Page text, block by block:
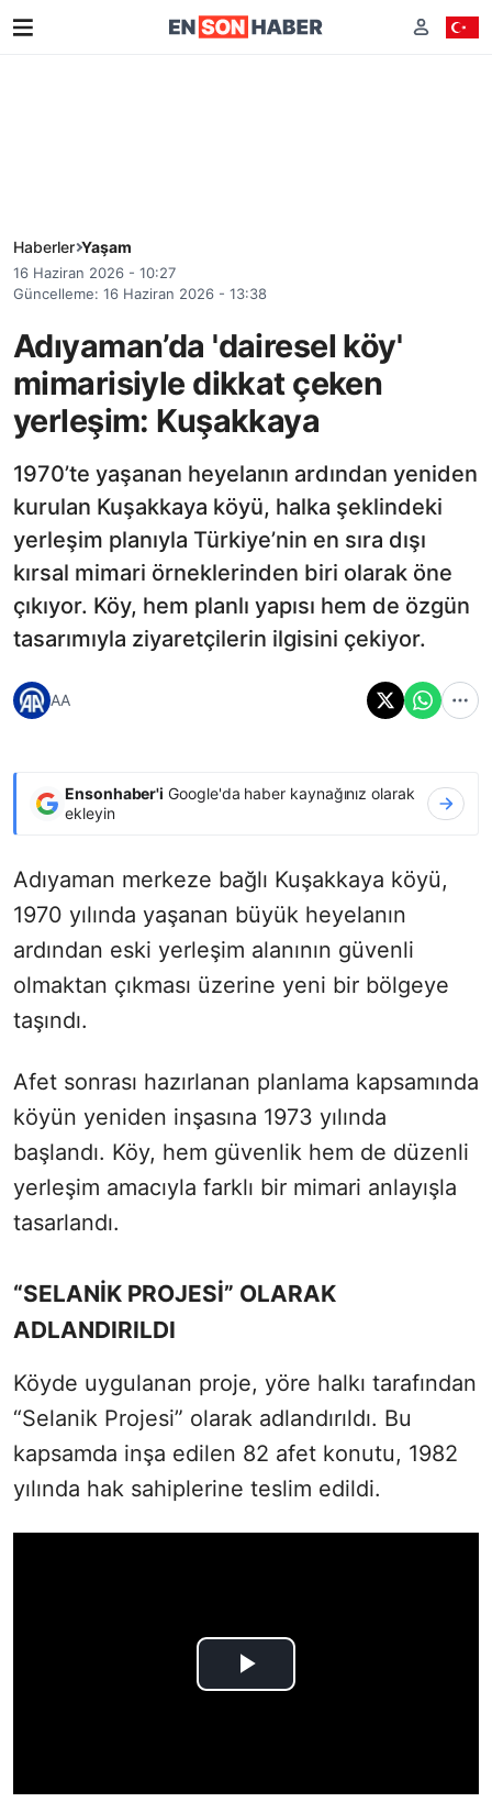
Haberler Yaşam
16 Haziran 2026 - 10:27
Güncelleme: 16 Haziran 2026 - 13:38
Adıyaman’da 'dairesel köy'
mimarisiyle dikkat çeken
yerleşim: Kuşakkaya
1970’te yaşanan heyelanın ardından yeniden
kurulan Kuşakkaya köyü, halka şeklindeki
yerleşim planıyla Türkiye’nin en sıra dışı
kırsal mimari örneklerinden biri olarak öne
çıkıyor. Köy, hem planlı yapısı hem de özgün
tasarımıyla ziyaretçilerin ilgisini çekiyor.
AA
Ensonhaber'i Google'da haber kaynağınız olarak
ekleyin
Adıyaman merkeze bağlı Kuşakkaya köyü,
1970 yılında yaşanan büyük heyelanın
ardından eski yerleşim alanının güvenli
olmaktan çıkması üzerine yeni bir bölgeye
taşındı.
Afet sonrası hazırlanan planlama kapsamında
köyün yeniden inşasına 1973 yılında
başlandı. Köy, hem güvenlik hem de düzenli
yerleşim amacıyla farklı bir mimari anlayışla
tasarlandı.
“SELANİK PROJESİ” OLARAK
ADLANDIRILDI
Köyde uygulanan proje, yöre halkı tarafından
“Selanik Projesi” olarak adlandırıldı. Bu
kapsamda inşa edilen 82 afet konutu, 1982
yılında hak sahiplerine teslim edildi.